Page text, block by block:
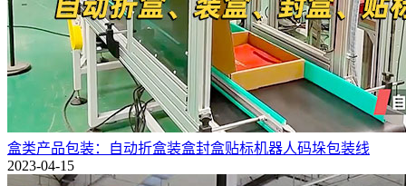
盒类产品包装：自动折盒装盒封盒贴标机器人码垛包装线
2023-04-15